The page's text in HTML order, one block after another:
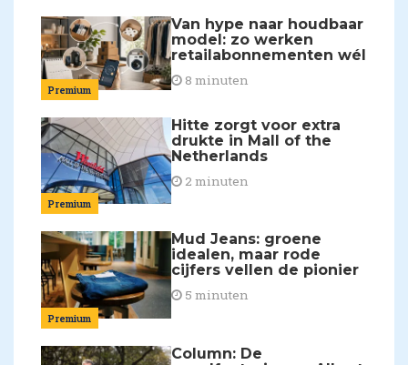
Premium
Van hype naar houdbaar
model: zo werken
retailabonnementen wél
8 minuten
Premium
Hitte zorgt voor extra
drukte in Mall of the
Netherlands
2 minuten
Premium
Mud Jeans: groene
idealen, maar rode
cijfers vellen de pionier
5 minuten
Column: De